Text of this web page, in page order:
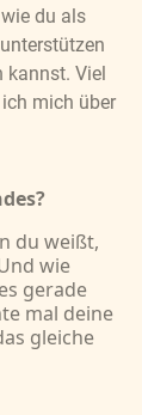
du als
kannst. Viel
mich über
du weißt,
wie
gerade
mal deine
gleiche